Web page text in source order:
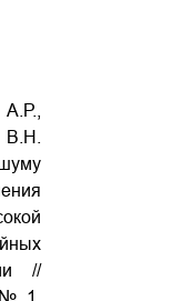
//
1.